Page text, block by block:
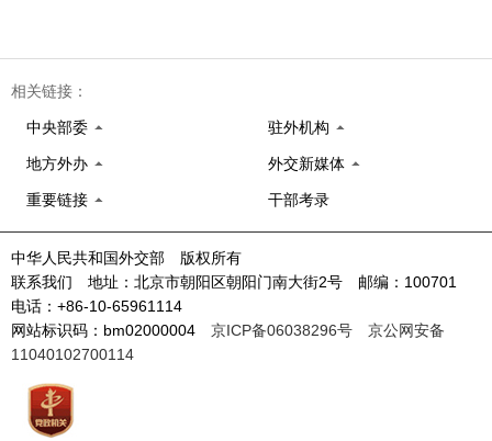
相关链接：
中央部委 驻外机构
地方外办 外交新媒体
重要链接 干部考录
中华人民共和国外交部 版权所有
联系我们 地址：北京市朝阳区朝阳门南大街2号 邮编：100701
电话：+86-10-65961114
网站标识码：bm02000004 京ICP备06038296号
京公网安备
11040102700114